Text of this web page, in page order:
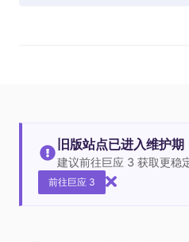
旧版站点已进入维护期
建议前往巨应 3 获取更稳
前往巨应 3